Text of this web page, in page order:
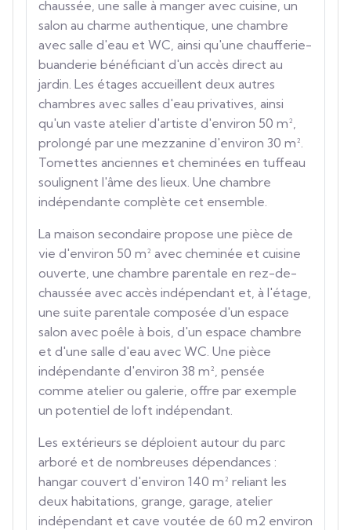
chaussée, une salle à manger avec cuisine, un
salon au charme authentique, une chambre
avec salle d'eau et WC, ainsi qu'une chaufferie-
buanderie bénéficiant d'un accès direct au
jardin. Les étages accueillent deux autres
chambres avec salles d'eau privatives, ainsi
qu'un vaste atelier d'artiste d'environ 50 m²,
prolongé par une mezzanine d'environ 30 m².
Tomettes anciennes et cheminées en tuffeau
soulignent l'âme des lieux. Une chambre
indépendante complète cet ensemble.
La maison secondaire propose une pièce de
vie d'environ 50 m² avec cheminée et cuisine
ouverte, une chambre parentale en rez-de-
chaussée avec accès indépendant et, à l'étage,
une suite parentale composée d'un espace
salon avec poêle à bois, d'un espace chambre
et d'une salle d'eau avec WC. Une pièce
indépendante d'environ 38 m², pensée
comme atelier ou galerie, offre par exemple
un potentiel de loft indépendant.
Les extérieurs se déploient autour du parc
arboré et de nombreuses dépendances :
hangar couvert d'environ 140 m² reliant les
deux habitations, grange, garage, atelier
indépendant et cave voutée de 60 m2 environ